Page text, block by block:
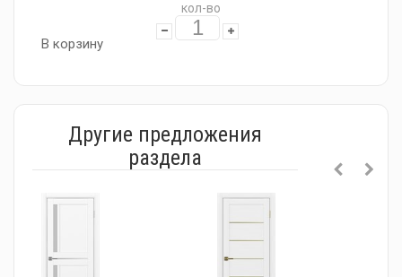
кол-во
В корзину
Другие предложения
раздела